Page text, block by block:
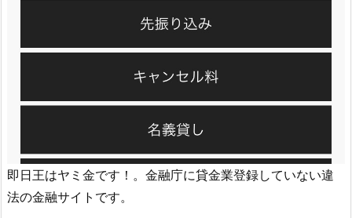
即日王はヤミ金です！。金融庁に貸金業登録していない違
法の金融サイトです。